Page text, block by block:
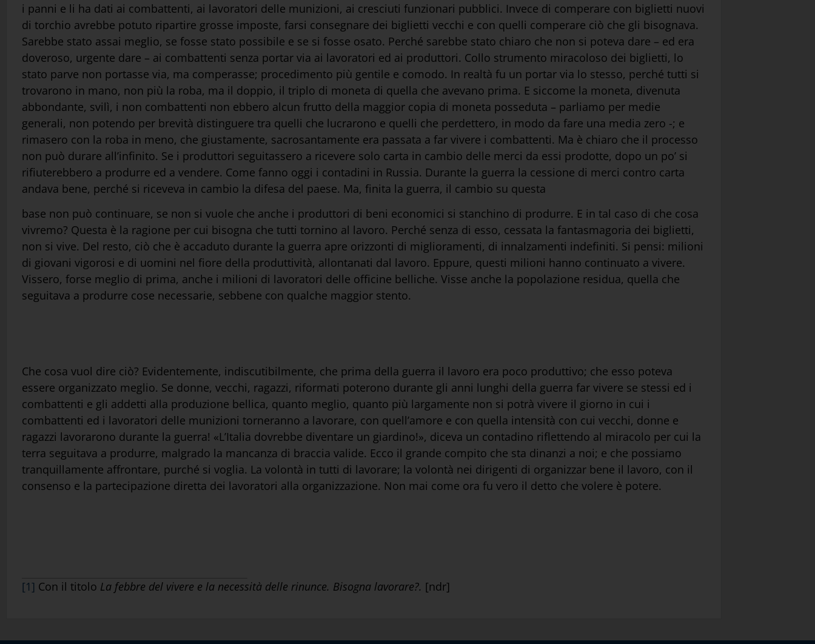
i panni e li ha dati ai combattenti, ai lavoratori delle munizioni, ai cresciuti funzionari pubblici. Invece di comperare con biglietti nuovi
di torchio avrebbe potuto ripartire grosse imposte, farsi consegnare dei biglietti vecchi e con quelli comperare ciò che gli bisognava.
Sarebbe stato assai meglio, se fosse stato possibile e se si fosse osato. Perché sarebbe stato chiaro che non si poteva dare – ed era
doveroso, urgente dare – ai combattenti senza portar via ai lavoratori ed ai produttori. Collo strumento miracoloso dei biglietti, lo
stato parve non portasse via, ma comperasse; procedimento più gentile e comodo. In realtà fu un portar via lo stesso, perché tutti si
trovarono in mano, non più la roba, ma il doppio, il triplo di moneta di quella che avevano prima. E siccome la moneta, divenuta
abbondante, svilì, i non combattenti non ebbero alcun frutto della maggior copia di moneta posseduta – parliamo per medie
generali, non potendo per brevità distinguere tra quelli che lucrarono e quelli che perdettero, in modo da fare una media zero -; e
rimasero con la roba in meno, che giustamente, sacrosantamente era passata a far vivere i combattenti. Ma è chiaro che il processo
non può durare all’infinito. Se i produttori seguitassero a ricevere solo carta in cambio delle merci da essi prodotte, dopo un po’ si
rifiuterebbero a produrre ed a vendere. Come fanno oggi i contadini in Russia. Durante la guerra la cessione di merci contro carta
andava bene, perché si riceveva in cambio la difesa del paese. Ma, finita la guerra, il cambio su questa
base non può continuare, se non si vuole che anche i produttori di beni economici si stanchino di produrre. E in tal caso di che cosa
vivremo? Questa è la ragione per cui bisogna che tutti tornino al lavoro. Perché senza di esso, cessata la fantasmagoria dei biglietti,
non si vive. Del resto, ciò che è accaduto durante la guerra apre orizzonti di miglioramenti, di innalzamenti indefiniti. Si pensi: milioni
di giovani vigorosi e di uomini nel fiore della produttività, allontanati dal lavoro. Eppure, questi milioni hanno continuato a vivere.
Vissero, forse meglio di prima, anche i milioni di lavoratori delle officine belliche. Visse anche la popolazione residua, quella che
seguitava a produrre cose necessarie, sebbene con qualche maggior stento.
Che cosa vuol dire ciò? Evidentemente, indiscutibilmente, che prima della guerra il lavoro era poco produttivo; che esso poteva
essere organizzato meglio. Se donne, vecchi, ragazzi, riformati poterono durante gli anni lunghi della guerra far vivere se stessi ed i
combattenti e gli addetti alla produzione bellica, quanto meglio, quanto più largamente non si potrà vivere il giorno in cui i
combattenti ed i lavoratori delle munizioni torneranno a lavorare, con quell’amore e con quella intensità con cui vecchi, donne e
ragazzi lavorarono durante la guerra! «L’Italia dovrebbe diventare un giardino!», diceva un contadino riflettendo al miracolo per cui la
terra seguitava a produrre, malgrado la mancanza di braccia valide. Ecco il grande compito che sta dinanzi a noi; e che possiamo
tranquillamente affrontare, purché si voglia. La volontà in tutti di lavorare; la volontà nei dirigenti di organizzar bene il lavoro, con il
consenso e la partecipazione diretta dei lavoratori alla organizzazione. Non mai come ora fu vero il detto che volere è potere.
[1] Con il titolo La febbre del vivere e la necessità delle rinunce. Bisogna lavorare?. [ndr]